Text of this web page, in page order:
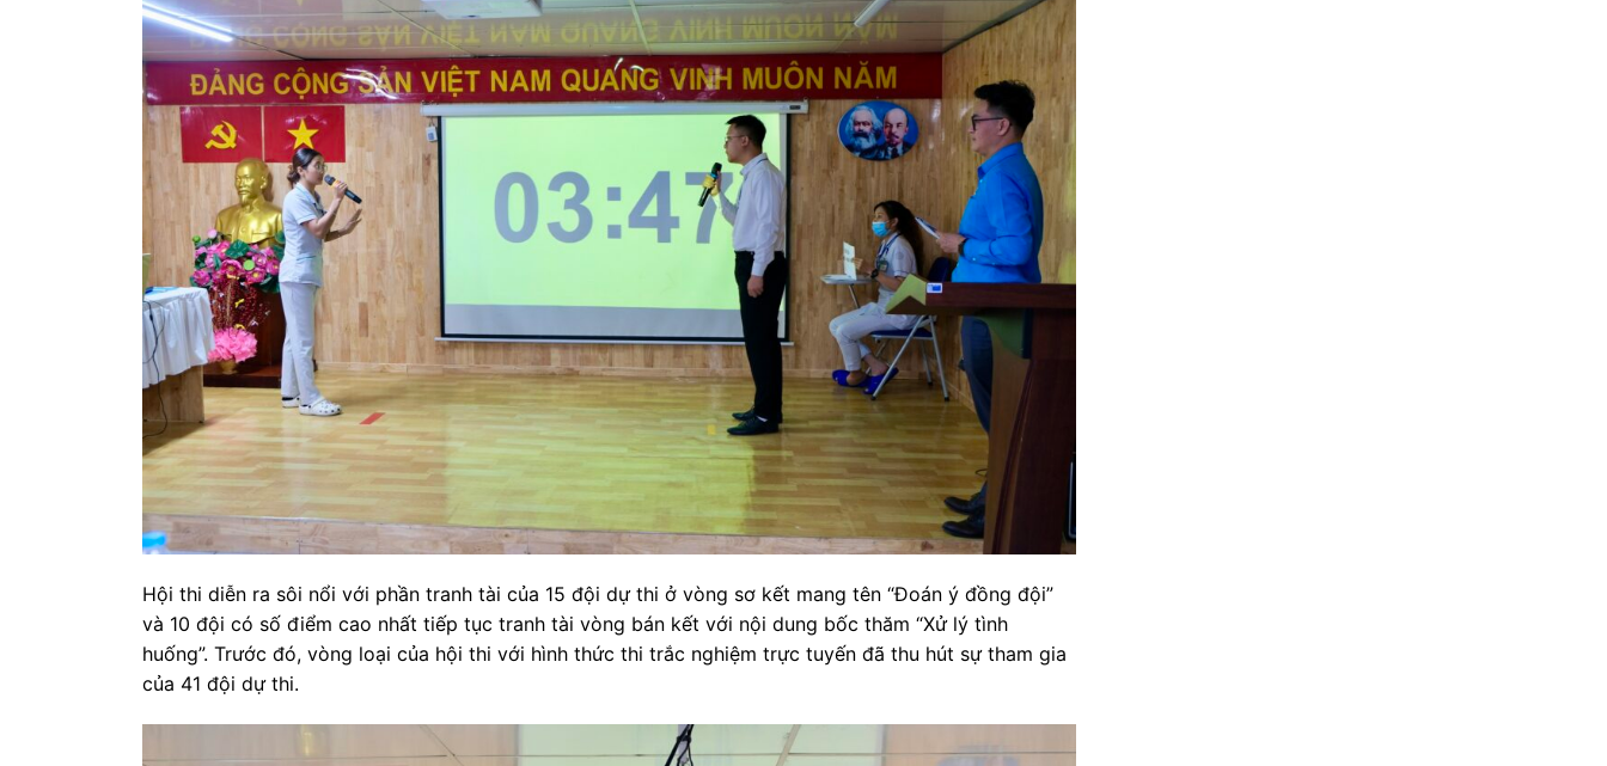
Hội thi diễn ra sôi nổi với phần tranh tài của 15 đội dự thi ở vòng sơ kết mang tên “Đoán ý đồng đội”
và 10 đội có số điểm cao nhất tiếp tục tranh tài vòng bán kết với nội dung bốc thăm “Xử lý tình
huống”. Trước đó, vòng loại của hội thi với hình thức thi trắc nghiệm trực tuyến đã thu hút sự tham gia
của 41 đội dự thi.